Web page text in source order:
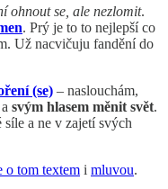
ohnout se, ale nezlomit.
. Prý je to to nejlepší co
Už nacvičuju fandění do
(se) – naslouchám,
svým hlasem měnit svět.
síle a ne v zajetí svých
o tom textem i mluvou.